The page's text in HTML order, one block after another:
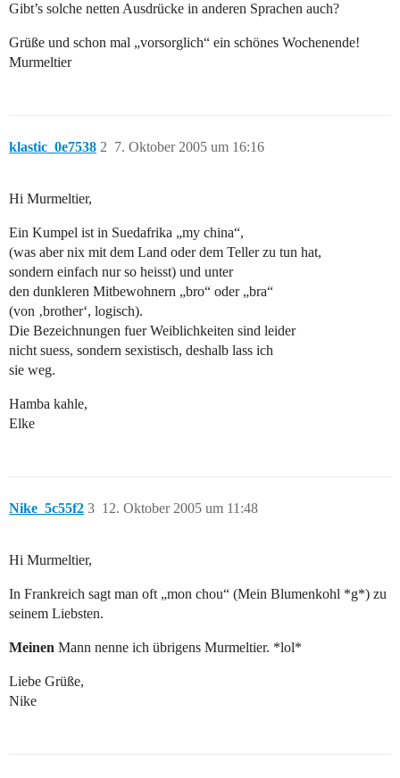
Gibt’s solche netten Ausdrücke in anderen Sprachen auch?
Grüße und schon mal „vorsorglich“ ein schönes Wochenende!
Murmeltier
klastic_0e7538 7. Oktober 2005 um 16:16
2
Hi Murmeltier,
Ein Kumpel ist in Suedafrika „my china“,
(was aber nix mit dem Land oder dem Teller zu tun hat,
sondern einfach nur so heisst) und unter
den dunkleren Mitbewohnern „bro“ oder „bra“
(von ‚brother‘, logisch).
Die Bezeichnungen fuer Weiblichkeiten sind leider
nicht suess, sondern sexistisch, deshalb lass ich
sie weg.
Hamba kahle,
Elke
Nike_5c55f2 12. Oktober 2005 um 11:48
3
Hi Murmeltier,
In Frankreich sagt man oft „mon chou“ (Mein Blumenkohl *g*) zu
seinem Liebsten.
Meinen Mann nenne ich übrigens Murmeltier. *lol*
Liebe Grüße,
Nike